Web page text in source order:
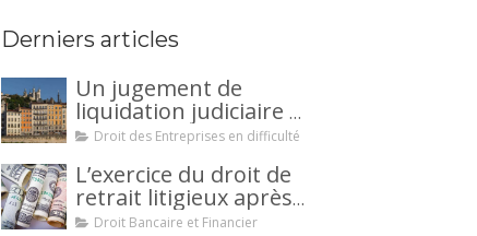
Derniers articles
Un jugement de
liquidation judiciaire a
été prononcée à votre
interjeter appel ?
Droit des Entreprises en difficulté
L’exercice du droit de
retrait litigieux après
une cession de
Droit Bancaire et Financier